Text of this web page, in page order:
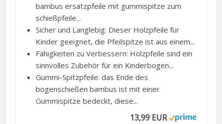
bambus ersatzpfeile mit gummispitze zum
schießpfeile...
Sicher und Langlebig: Dieser Holzpfeile für
Kinder geeignet, die Pfeilspitze ist aus einem...
Fähigkeiten zu Verbessern: Holzpfeile sind ein
sinnvolles Zubehör für ein Kinderbogen...
Gummi-Spitzpfeile: das Ende des
bogenschießen bambus ist mit einer
Gummispitze bedeckt, diese...
13,99 EUR